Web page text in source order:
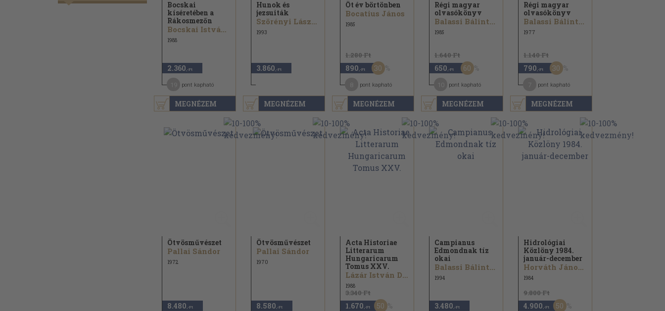
MEGNÉZEM
Bocskai
kíséretében a
Rákosmezőn
Bocskai István...
1988
2.360 ,-Ft
pont kapható
MEGNÉZEM
Hunok és
jezsuiták
Szörényi László...
1993
3.860 ,-Ft
MEGNÉZEM
Öt év börtönben
Bocatius János
1985
1.280 Ft
890 ,-Ft 30
pont kapható
MEGNÉZEM
Régi magyar
olvasókönyv
Balassi Bálint...
1985
1.640 Ft
650 ,-Ft 60
pont kapható
MEGNÉZEM
Régi magyar
olvasókönyv
Balassi Bálint...
1977
1.140 Ft
790 ,-Ft 30
pont kapható
Ötvösművészet
Pallai Sándor
1972
8.480 ,-Ft
Ötvösművészet
Pallai Sándor
1970
8.580 ,-Ft
Acta Historiae
Litterarum
Hungaricarum
Tomus XXV.
Lázár István Dávid...
1988
3.340 Ft
1.670 ,-Ft 50
Campianus
Edmondnak tíz
okai
Balassi Bálint...
1994
3.480 ,-Ft
Hidrológiai
Közlöny 1984.
január-december
Horváth János...
1984
9.800 Ft
4.900 ,-Ft 50